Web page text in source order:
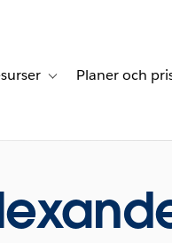
navigation for Lösningar
Toggle sub-navigation
Planer och